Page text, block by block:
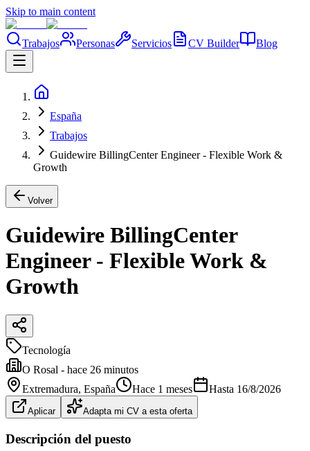
Skip to main content
Trabajos Personas Servicios CV Builder Blog
España
Trabajos
Guidewire BillingCenter Engineer - Flexible Work &
Growth
Volver
Guidewire BillingCenter
Engineer - Flexible Work &
Growth
Tecnología
O Rosal - hace 26 minutos
Extremadura, España Hace 1 meses Hasta 16/8/2026
Aplicar Adapta mi CV a esta oferta
Descripción del puesto